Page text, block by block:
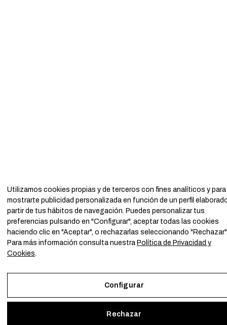
Utilizamos cookies propias y de terceros con fines analíticos y para
mostrarte publicidad personalizada en función de un perfil
partir de tus hábitos de navegación. Puedes personalizar tus
preferencias pulsando en "Configurar", aceptar todas las cookies
haciendo clic en "Aceptar", o rechazarlas seleccionando
Para más información consulta nuestra Política de Privacidad y
Cookies.
Configurar
Rechazar